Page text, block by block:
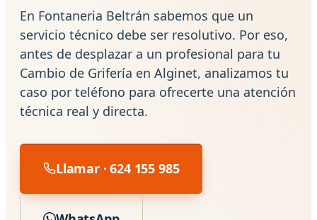
En Fontaneria Beltrán sabemos que un
servicio técnico debe ser resolutivo. Por eso,
antes de desplazar a un profesional para tu
Cambio de Grifería en Alginet, analizamos tu
caso por teléfono para ofrecerte una atención
técnica real y directa.
Llamar · 624 155 985